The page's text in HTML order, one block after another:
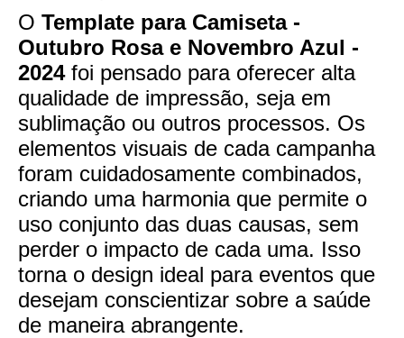
O Template para Camiseta -
Outubro Rosa e Novembro Azul -
2024foi pensado para oferecer alta
qualidade de impressão, seja em
sublimação ou outros processos. Os
elementos visuais de cada campanha
foram cuidadosamente combinados,
criando uma harmonia que permite o
uso conjunto das duas causas, sem
perder o impacto de cada uma. Isso
torna o design ideal para eventos que
desejam conscientizar sobre a saúde
de maneira abrangente.